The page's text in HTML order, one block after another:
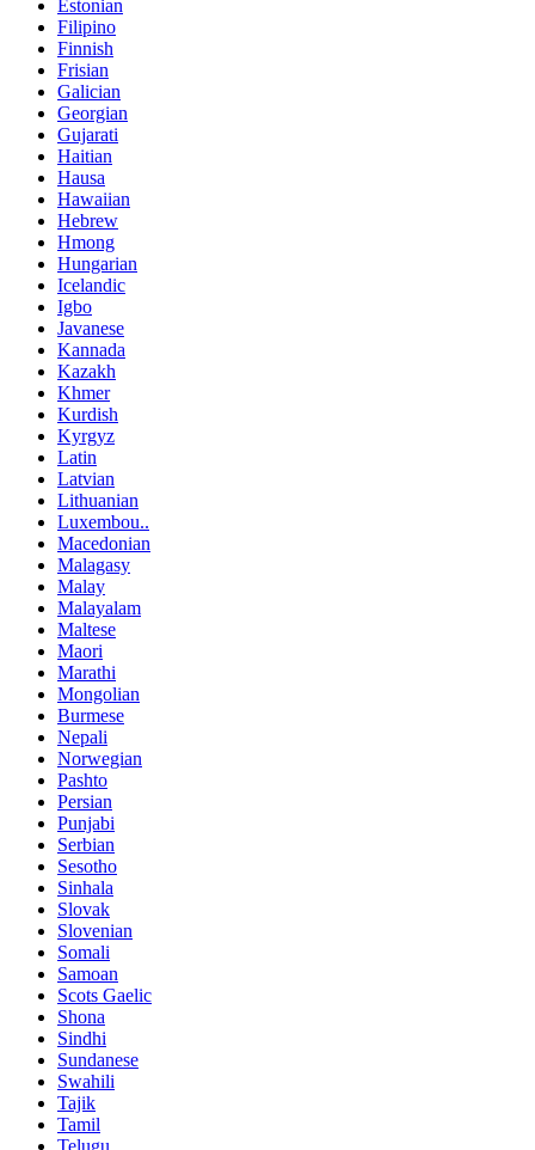
Estonian
Filipino
Finnish
Frisian
Galician
Georgian
Gujarati
Haitian
Hausa
Hawaiian
Hebrew
Hmong
Hungarian
Icelandic
Igbo
Javanese
Kannada
Kazakh
Khmer
Kurdish
Kyrgyz
Latin
Latvian
Lithuanian
Luxembou..
Macedonian
Malagasy
Malay
Malayalam
Maltese
Maori
Marathi
Mongolian
Burmese
Nepali
Norwegian
Pashto
Persian
Punjabi
Serbian
Sesotho
Sinhala
Slovak
Slovenian
Somali
Samoan
Scots Gaelic
Shona
Sindhi
Sundanese
Swahili
Tajik
Tamil
Telugu